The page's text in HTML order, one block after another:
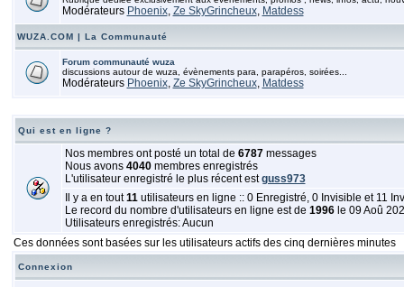
Modérateurs Phoenix, Ze SkyGrincheux, Matdess
WUZA.COM | La Communauté
Forum communauté wuza
discussions autour de wuza, évènements para, parapéros, soirées...
Modérateurs Phoenix, Ze SkyGrincheux, Matdess
Qui est en ligne ?
Nos membres ont posté un total de 6787messages
Nous avons 4040membres enregistrés
L'utilisateur enregistré le plus récent estguss973
Il y a en tout11utilisateurs en ligne :: 0 Enregistré, 0 Invisible et 11
Le record du nombre d'utilisateurs en ligne est de 1996le 09 Aoû
Utilisateurs enregistrés: Aucun
Ces données sont basées sur les utilisateurs actifs des cinq dernières minutes
Connexion